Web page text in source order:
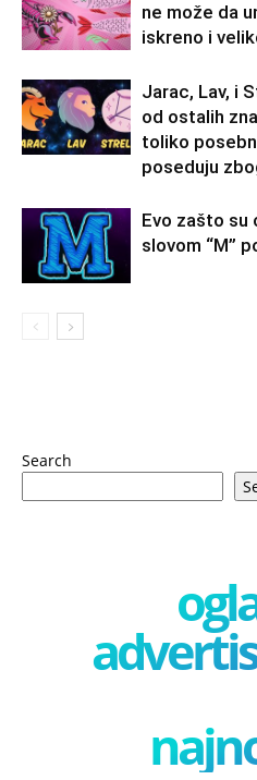
ne može da
iskreno i
Jarac, Lav, i
od ostalih
toliko
poseduju
Evo zašto su
slovom “M”
Search